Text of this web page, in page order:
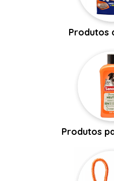
Produtos
Produtos